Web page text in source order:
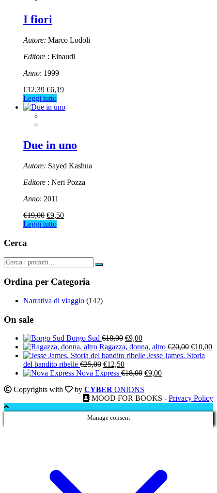
I fiori
Autore: Marco Lodoli
Editore : Einaudi
Anno: 1999
€12,39 Il
prezzo
originale
€6,19Il
attuale
Leggi tutto
Due in uno
Autore: Sayed Kashua
Editore : Neri Pozza
Anno: 2011
€19,00 Il
prezzo
€9,50Il
Leggi tutto
Cerca
Ordina per Categoria
Narrativa di viaggio (142)
On sale
Borgo Sud €18,00 Il
prezzo
originale
€18,00.
€9,00Il
prezzo
attuale
€9,00.
Ragazza, donna, altro €20,00 Il
prezzo
€10,00Il
Jesse James. Storia
del bandito ribelle €25,00 Il
prezzo
era:
€25,00.
€12,50Il
prezzo
è:
€12,50.
Nova Express €18,00 Il
era:
€9,00Il
è:
Copyrights with by CYBER ONIONS
MOOD FOR BOOKS - Privacy Policy
Manage consent